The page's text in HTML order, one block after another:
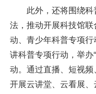
此外，还将围绕科
法，推动开展科技馆
动、青少年科普专项
讲科普专项行动，举办
动。通过直播、短视
开展云讲堂、云看展